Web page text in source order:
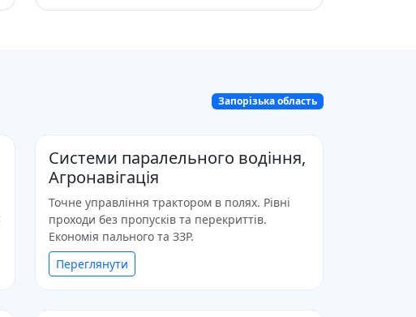
Запорізька область
Системи паралельного водіння,
Агронавігація
Точне управління трактором в полях. Рівні
проходи без пропусків та перекриттів.
Економія пального та ЗЗР.
Переглянути